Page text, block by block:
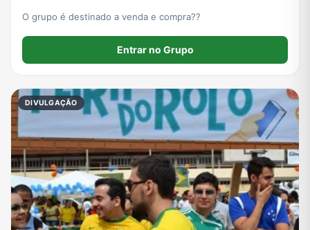
O grupo é destinado a venda e compra??
Entrar no Grupo
DIVULGAÇÃO